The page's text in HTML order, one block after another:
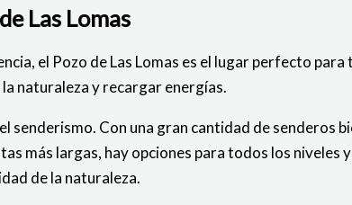
Las Lomas
el Pozo de Las Lomas es el lugar perfecto
naturaleza y recargar energías.
senderismo. Con una gran cantidad de senderos
más largas, hay opciones para todos los
de la naturaleza.